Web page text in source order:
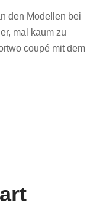
den Modellen bei
mal kaum zu
coupé mit dem